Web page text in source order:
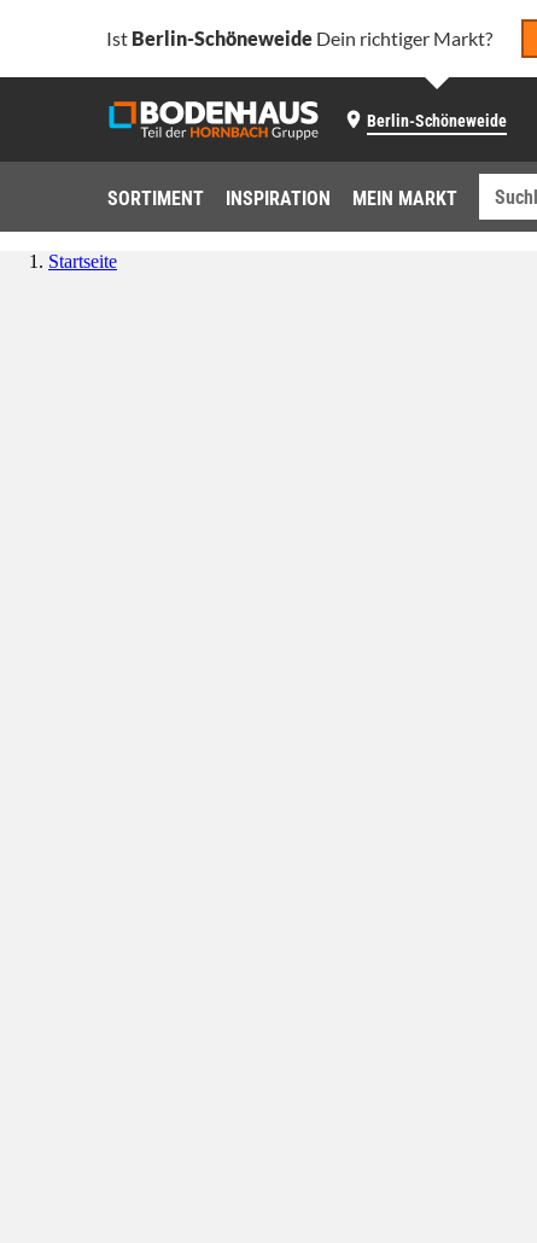
Ist Berlin-Schöneweide Dein richtiger Markt?
Berlin-Schöneweide
SORTIMENT INSPIRATION MEIN MARKT
Startseite